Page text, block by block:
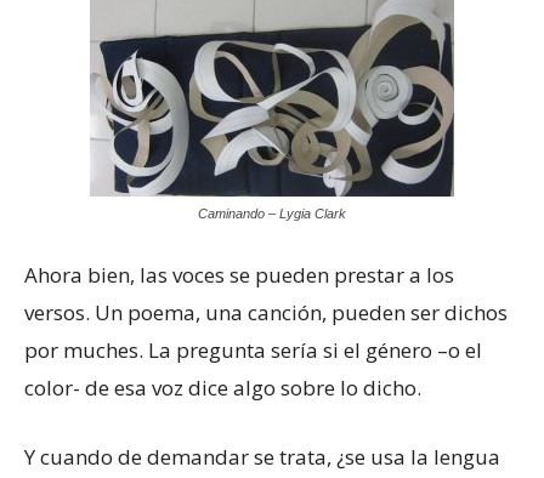
Caminando – Lygia Clark
Ahora bien, las voces se pueden prestar a los
versos. Un poema, una canción, pueden ser dichos
por muches. La pregunta sería si el género –o el
color- de esa voz dice algo sobre lo dicho.
Y cuando de demandar se trata, ¿se usa la lengua